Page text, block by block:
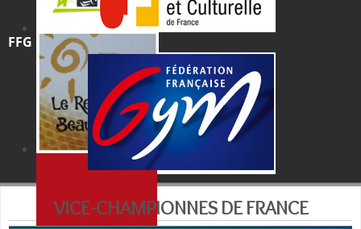
FFG
VICE-CHAMPIONNES DE FRANCE